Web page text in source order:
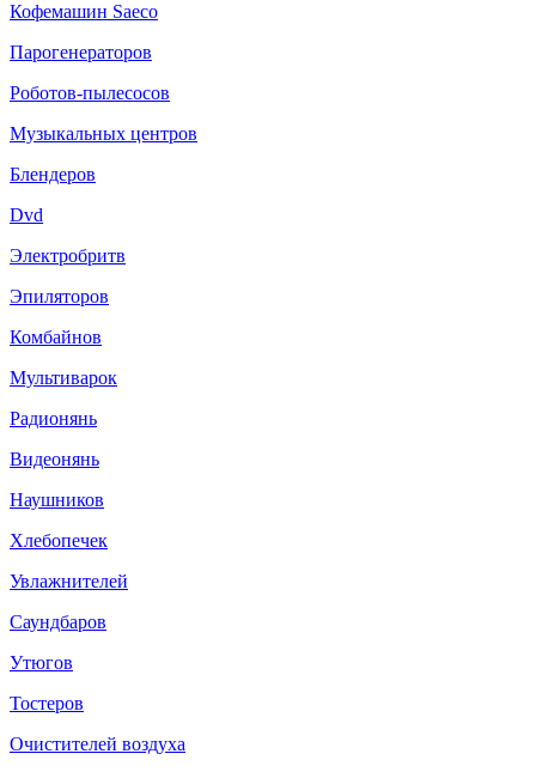
Кофемашин Saeco
Парогенераторов
Роботов-пылесосов
Музыкальных центров
Блендеров
Dvd
Электробритв
Эпиляторов
Комбайнов
Мультиварок
Радионянь
Видеонянь
Наушников
Хлебопечек
Увлажнителей
Саундбаров
Утюгов
Тостеров
Очистителей воздуха